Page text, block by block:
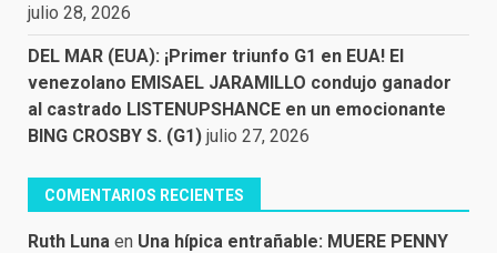
julio 28, 2026
DEL MAR (EUA): ¡Primer triunfo G1 en EUA! El
venezolano EMISAEL JARAMILLO condujo ganador
al castrado LISTENUPSHANCE en un emocionante
BING CROSBY S. (G1) julio 27, 2026
COMENTARIOS RECIENTES
Ruth Luna en Una hípica entrañable: MUERE PENNY